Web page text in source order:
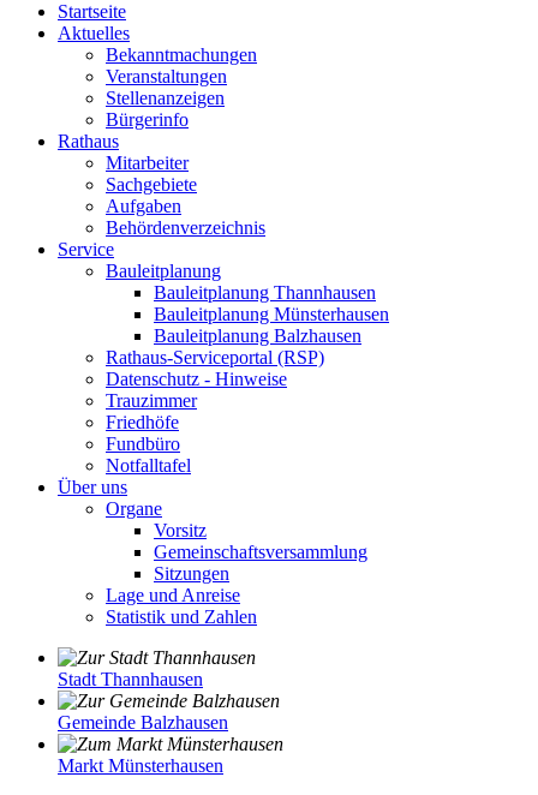
Startseite
Aktuelles
Bekanntmachungen
Veranstaltungen
Stellenanzeigen
Bürgerinfo
Rathaus
Mitarbeiter
Sachgebiete
Aufgaben
Behördenverzeichnis
Service
Bauleitplanung
Bauleitplanung Thannhausen
Bauleitplanung Münsterhausen
Bauleitplanung Balzhausen
Rathaus-Serviceportal (RSP)
Datenschutz - Hinweise
Trauzimmer
Friedhöfe
Fundbüro
Notfalltafel
Über uns
Organe
Vorsitz
Gemeinschaftsversammlung
Sitzungen
Lage und Anreise
Statistik und Zahlen
Stadt Thannhausen
Gemeinde Balzhausen
Markt Münsterhausen